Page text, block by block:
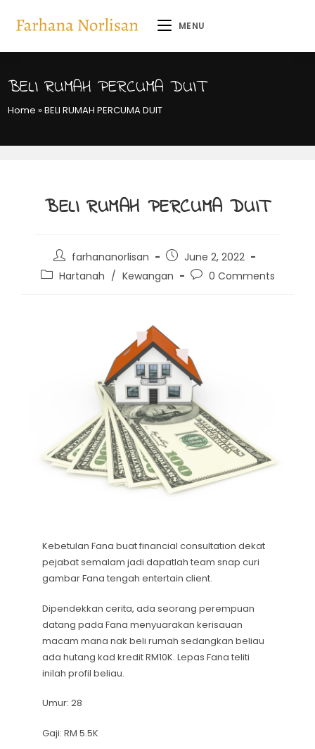
MENU
BELI RUMAH PERCUMA DUIT
Home »BELI RUMAH PERCUMA DUIT
BELI RUMAH PERCUMA DUIT
farhananorlisan
June 2, 2022
Hartanah / Kewangan 0 Comments
Kebetulan Fana buat financial consultation dekat
pejabat semalam jadi dapatlah team snap curi
gambar Fana tengah entertain client.
Dipendekkan cerita, ada seorang perempuan
datang pada Fana menyuarakan kerisauan
macam mana nak beli rumah sedangkan beliau
ada hutang kad kredit RM10K. Lepas Fana teliti
inilah profil beliau.
Umur: 28
Gaji: RM 5.5K